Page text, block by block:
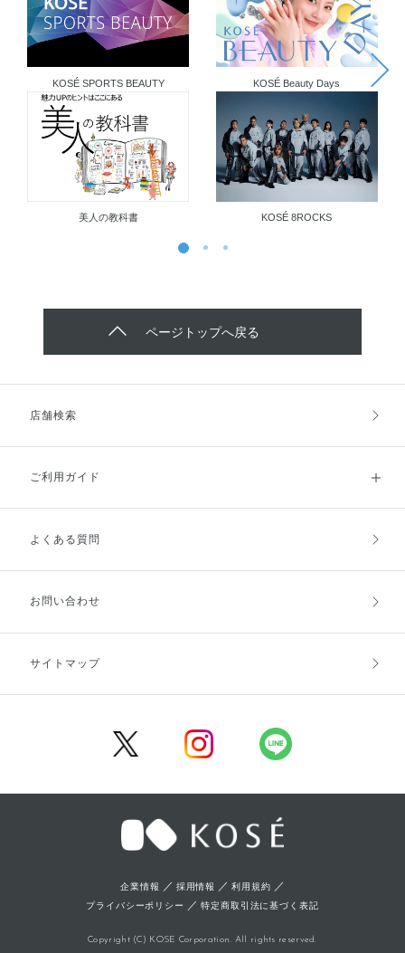
KOSÉ SPORTS BEAUTY KOSÉ Beauty Days
美人の教科書 KOSÉ 8ROCKS
ページトップへ戻る
店舗検索
ご利用ガイド
ご利用ガイドトップ
お支払方法
キャンセル・返品・交換
よくある質問
お問い合わせ
サイトマップ
企業情報 ／ 採用情報 ／利用規約 ／
プライバシーポリシー ／特定商取引法に基づく表記
Copyright (C) KOSE Corporation. All rights reserved.